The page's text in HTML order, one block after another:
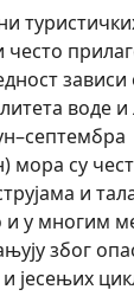
зависи
воде
мора су
и
и у многим
због
јесењих